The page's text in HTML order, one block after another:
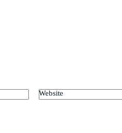
Website